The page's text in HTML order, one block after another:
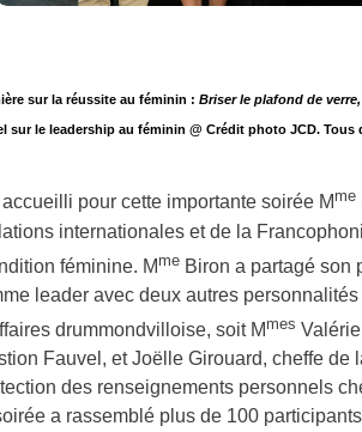
sur la réussite au féminin : Briser le plafond de verre,
sur le leadership au féminin @ Crédit photo JCD. Tous
accueilli pour cette importante soirée M me
internationales et de la
féminine. Mme Biron a partagé son
leader avec deux autres
drummondvilloise, soit M mes
Fauvel, et Joëlle Girouard, cheffe de
des renseignements personnels
a rassemblé plus de 100